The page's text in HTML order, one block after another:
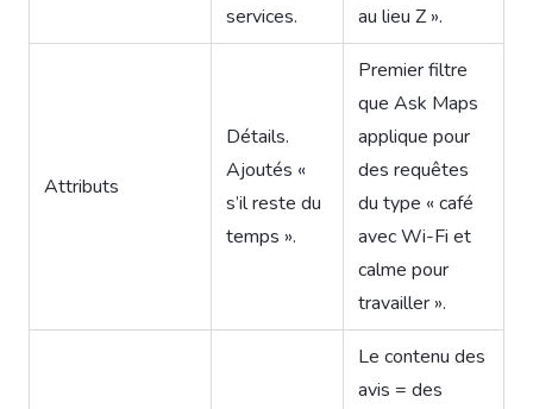
services.
au lieu Z ».
Attributs
Détails.
Ajoutés «
s’il reste du
temps ».
Premier filtre
que Ask Maps
applique pour
des requêtes
du type « café
avec Wi-Fi et
calme pour
travailler ».
Le contenu des
avis = des